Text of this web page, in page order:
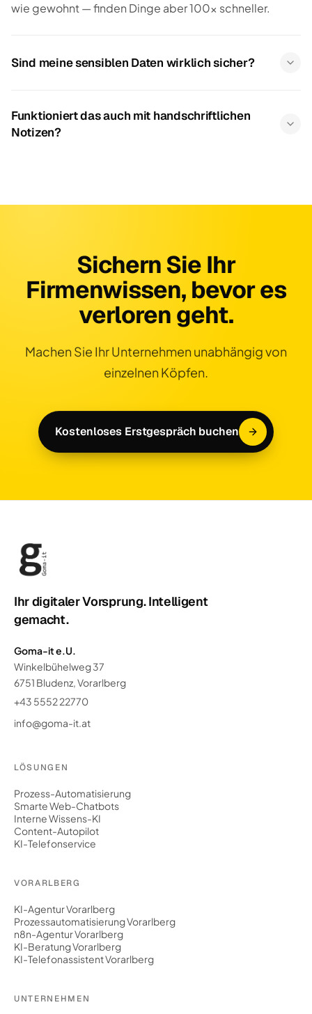
wie gewohnt — finden Dinge aber 100× schneller.
Sind meine sensiblen Daten wirklich sicher?
Funktioniert das auch mit handschriftlichen
Notizen?
Sichern Sie Ihr
Firmenwissen, bevor es
verloren geht.
Machen Sie Ihr Unternehmen unabhängig von
einzelnen Köpfen.
Kostenloses Erstgespräch buchen
Ihr digitaler Vorsprung. Intelligent
gemacht.
Goma-it e.U.
Winkelbühelweg 37
6751 Bludenz, Vorarlberg
+43 5552 22770
info@goma-it.at
LÖSUNGEN
Prozess-Automatisierung
Smarte Web-Chatbots
Interne Wissens-KI
Content-Autopilot
KI-Telefonservice
VORARLBERG
KI-Agentur Vorarlberg
Prozessautomatisierung Vorarlberg
n8n-Agentur Vorarlberg
KI-Beratung Vorarlberg
KI-Telefonassistent Vorarlberg
UNTERNEHMEN